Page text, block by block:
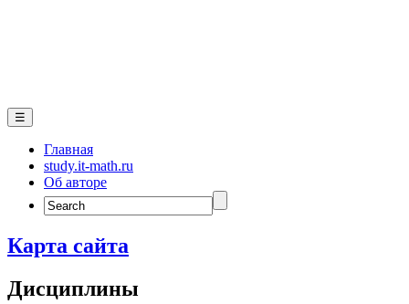
☰
Главная
study.it-math.ru
Об авторе
Search
for:
Карта сайта
Дисциплины